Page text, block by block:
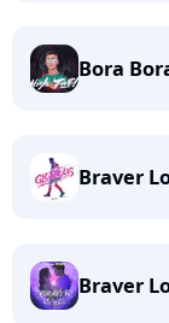
Bora
Braver
Braver